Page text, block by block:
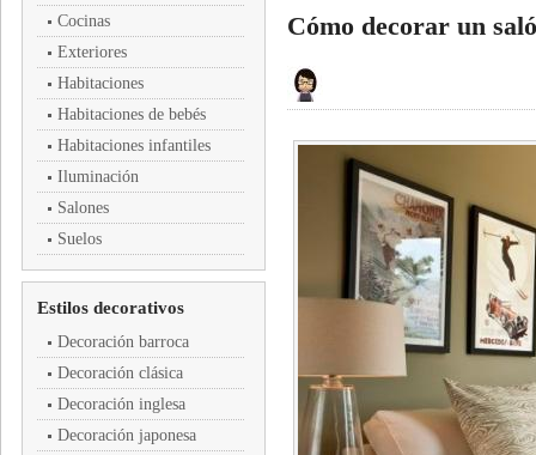
Cocinas
Exteriores
Habitaciones
Habitaciones de bebés
Habitaciones infantiles
Iluminación
Salones
Suelos
Estilos decorativos
Decoración barroca
Decoración clásica
Decoración inglesa
Decoración japonesa
Cómo decorar un